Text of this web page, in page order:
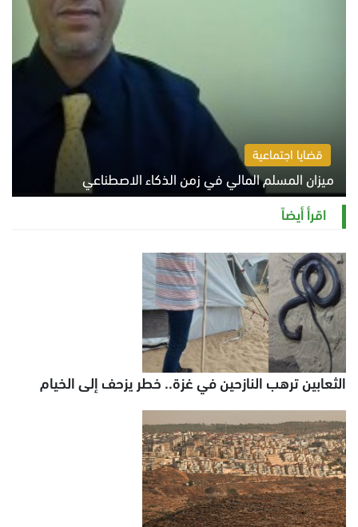
قضايا اجتماعية
ميزان المسلم المالي في زمن الذكاء الاصطناعي
السبت 8 أغسطس 2026 11:21 ص
اقرأ أيضاً
الثعابين ترهب النازحين في غزة.. خطر يزحف إلى الخيام